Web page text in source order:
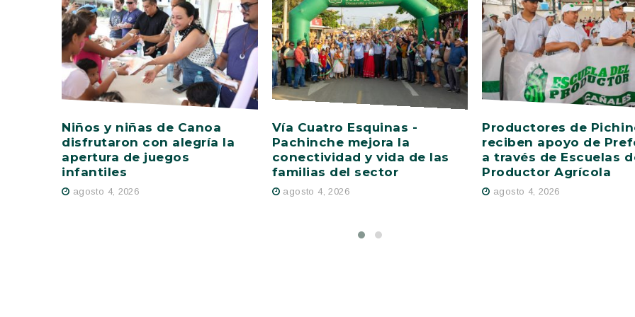
Niños y niñas de Canoa
disfrutaron con alegría la
apertura de juegos
infantiles
agosto 4, 2026
Vía Cuatro Esquinas -
Pachinche mejora la
conectividad y vida de las
familias del sector
agosto 4, 2026
Productores de
reciben apoyo de
a través de Escuelas
Productor Agrícola
agosto 4, 2026